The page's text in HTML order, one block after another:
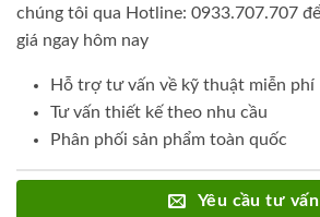
chúng tôi qua Hotline: 0933.707.707
giá ngay hôm nay
Hỗ trợ tư vấn về kỹ thuật miễn phí
Tư vấn thiết kế theo nhu cầu
Phân phối sản phẩm toàn quốc
Yêu cầu tư vấn